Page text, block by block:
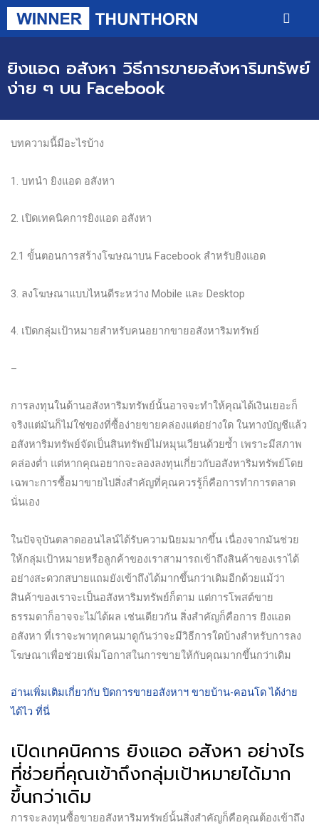
ยิงแอด อสังหา วิธีการขายอสังหาริมทรัพย์
ง่าย ๆ บน Facebook
บทความนี้มีอะไรบ้าง
1. บทนำ ยิงแอด อสังหา
2. เปิดเทคนิคการยิงแอด อสังหา
2.1 ขั้นตอนการสร้างโฆษณาบน Facebook สำหรับยิงแอด
3. ลงโฆษณาแบบไหนดีระหว่าง Mobile และ Desktop
4. เปิดกลุ่มเป้าหมายสำหรับคนอยากขายอสังหาริมทรัพย์
–
การลงทุนในด้านอสังหาริมทรัพย์นั้นอาจจะทำให้คุณได้เงินเยอะก็
จริงแต่มันก็ไม่ใช่ของที่ซื้อง่ายขายคล่องแต่อย่างใด ในทางบัญชีแล้ว
อสังหาริมทรัพย์จัดเป็นสินทรัพย์ไม่หมุนเวียนด้วยซ้ำ เพราะมีสภาพ
คล่องต่ำ แต่หากคุณอยากจะลองลงทุนเกี่ยวกับอสังหาริมทรัพย์โดย
เฉพาะการซื้อมาขายไปสิ่งสำคัญที่คุณควรรู้ก็คือการทำการตลาด
นั่นเอง
ในปัจจุบันตลาดออนไลน์ได้รับความนิยมมากขึ้น เนื่องจากมันช่วย
ให้กลุ่มเป้าหมายหรือลูกค้าของเราสามารถเข้าถึงสินค้าของเราได้
อย่างสะดวกสบายแถมยังเข้าถึงได้มากขึ้นกว่าเดิมอีกด้วยแม้ว่า
สินค้าของเราจะเป็นอสังหาริมทรัพย์ก็ตาม แต่การโพสต์ขาย
ธรรมดาก็อาจจะไม่ได้ผล เช่นเดียวกัน สิ่งสำคัญก็คือการ ยิงแอด
อสังหา ที่เราจะพาทุกคนมาดูกันว่าจะมีวิธีการใดบ้างสำหรับการลง
โฆษณาเพื่อช่วยเพิ่มโอกาสในการขายให้กับคุณมากขึ้นกว่าเดิม
อ่านเพิ่มเติมเกี่ยวกับ ปิดการขายอสังหาฯ ขายบ้าน-คอนโด ได้ง่าย
ได้ไว ที่นี่
เปิดเทคนิคการ ยิงแอด อสังหา อย่างไร
ที่ช่วยที่คุณเข้าถึงกลุ่มเป้าหมายได้มาก
ขึ้นกว่าเดิม
การจะลงทุนซื้อขายอสังหาริมทรัพย์นั้นสิ่งสำคัญก็คือคุณต้องเข้าถึง